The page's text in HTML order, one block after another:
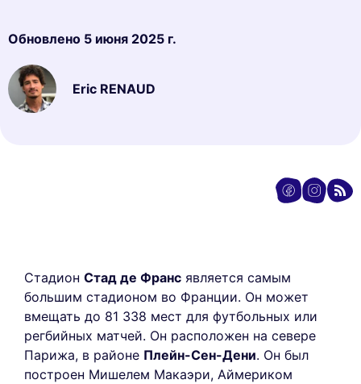
Обновлено 5 июня 2025 г.
Eric RENAUD
Стадион Стад де Франс является самым
большим стадионом во Франции. Он может
вмещать до 81 338 мест для футбольных или
регбийных матчей. Он расположен на севере
Парижа, в районе Плейн-Сен-Дени. Он был
построен Мишелем Макаэри, Аймериком